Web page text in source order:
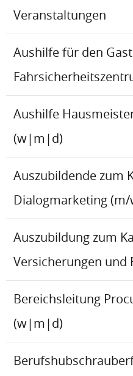
Veranstaltungen
Aushilfe für den
Aushilfe
(w|m|d)
Auszubildende zum
Dialogmarketing
Auszubildung zum
Versicherungen und
Bereichsleitung
(w|m|d)